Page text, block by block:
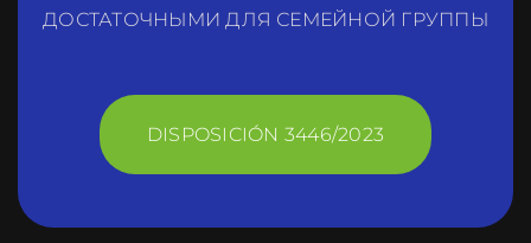
ДОСТАТОЧНЫМИ ДЛЯ СЕМЕЙНОЙ ГРУППЫ
DISPOSICIÓN 3446/2023